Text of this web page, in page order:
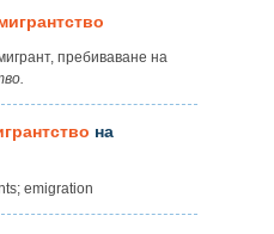
пребиваване на
на
emigration